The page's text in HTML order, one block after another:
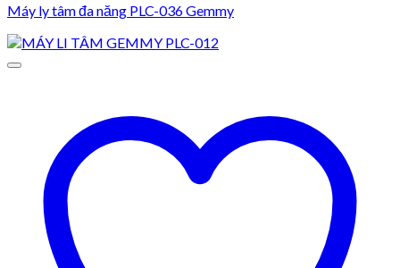
Máy ly tâm đa năng PLC-036 Gemmy